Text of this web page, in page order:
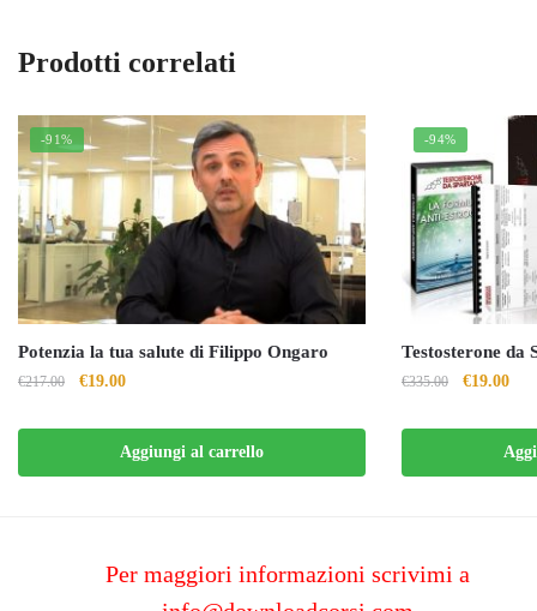
Prodotti correlati
-91%
Potenzia la tua salute di Filippo Ongaro
€217.00
Il
originale
€19.00Il
attuale
è:
Aggiungi al carrello
-94%
Testosterone da
€335.00
Il
originale
€19.00Il
è:
Per maggiori informazioni scrivimi a